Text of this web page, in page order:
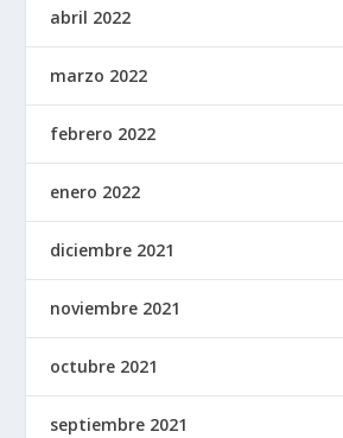
abril 2022
marzo 2022
febrero 2022
enero 2022
diciembre 2021
noviembre 2021
octubre 2021
septiembre 2021